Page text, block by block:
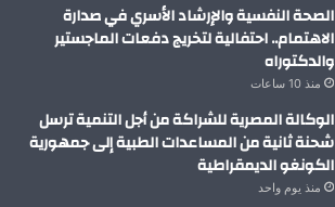
الصحة النفسية والإرشاد الأسري في صدارة
الاهتمام.. احتفالية لتخريج دفعات الماجستير
والدكتوراه
منذ 10 ساعات
الوكالة المصرية للشراكة من أجل التنمية ترسل
شحنة ثانية من المساعدات الطبية إلى جمهورية
الكونغو الديمقراطية
منذ يوم واحد